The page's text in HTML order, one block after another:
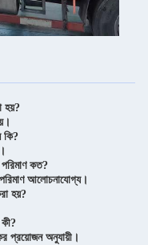
হয়?
কি?
কত?
আলোচনাযোগ্য।
হয়?
প্রয়োজন অনুযায়ী।